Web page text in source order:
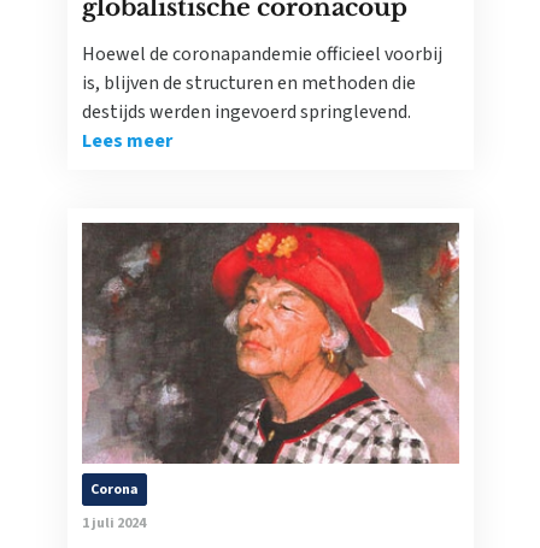
globalistische coronacoup
Hoewel de coronapandemie officieel voorbij
is, blijven de structuren en methoden die
destijds werden ingevoerd springlevend.
Lees meer
Corona
1 juli 2024